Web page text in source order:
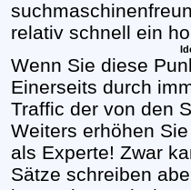
relativ schnell ein
Wenn Sie diese
Einerseits durch
Traffic der von den
Weiters erhöhen
als Experte! Zwar
Sätze schreiben